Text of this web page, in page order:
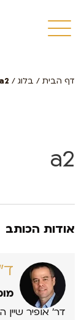
דף הבית / בלוג /
a2
a2
אודות הכותב
דר’ אופיר